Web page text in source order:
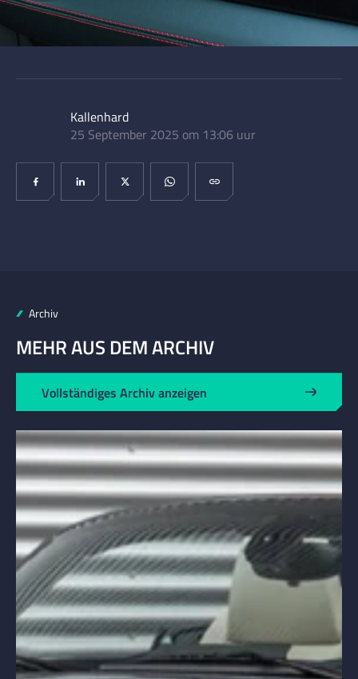
Kallenhard
25 September 2025 om 13:06 uur
Archiv
MEHR AUS DEM ARCHIV
Vollständiges Archiv anzeigen